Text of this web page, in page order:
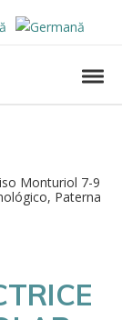
Monturiol 7-9
Paterna